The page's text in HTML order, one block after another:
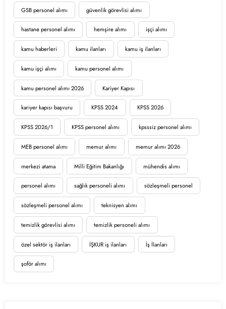
GSB personel alımı güvenlik görevlisi alımı
hastane personel alımı hemşire alımı işçi alımı
kamu haberleri kamu ilanları kamu iş ilanları
kamu işçi alımı kamu personel alımı
kamu personel alımı 2026 Kariyer Kapısı
kariyer kapısı başvuru KPSS 2024 KPSS 2026
KPSS 2026/1 KPSS personel alımı kpsssiz personel alımı
MEB personel alımı memur alımı memur alımı 2026
merkezi atama Milli Eğitim Bakanlığı mühendis alımı
personel alımı sağlık personeli alımı sözleşmeli personel
sözleşmeli personel alımı teknisyen alımı
temizlik görevlisi alımı temizlik personeli alımı
özel sektör iş ilanları İŞKUR iş ilanları İş İlanları
şoför alımı